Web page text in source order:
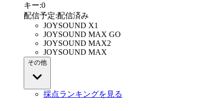
キー:0
配信予定:配信済み
JOYSOUND X1
JOYSOUND MAX GO
JOYSOUND MAX2
JOYSOUND MAX
その他
採点ランキングを見る